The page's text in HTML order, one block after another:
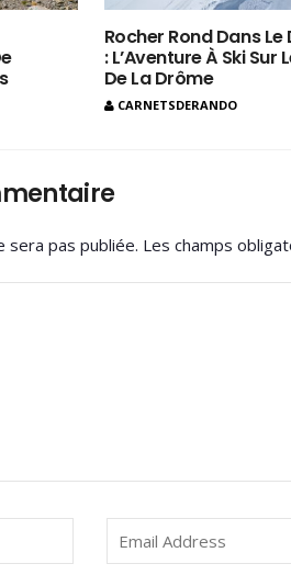
Rocher Rond Dans
: L’Aventure À Ski Sur
De La Drôme
CARNETSDERANDO
sera pas publiée. Les champs